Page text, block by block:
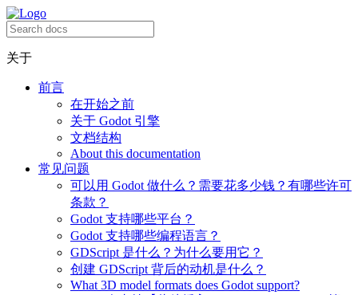
关于
前言
在开始之前
关于 Godot 引擎
文档结构
About this documentation
常见问题
可以用 Godot 做什么？需要花多少钱？有哪些许可
条款？
Godot 支持哪些平台？
Godot 支持哪些编程语言？
GDScript 是什么？为什么要用它？
创建 GDScript 背后的动机是什么？
What 3D model formats does Godot support?